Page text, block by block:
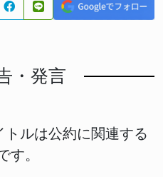
・発言
ルは公約に関連する
す。